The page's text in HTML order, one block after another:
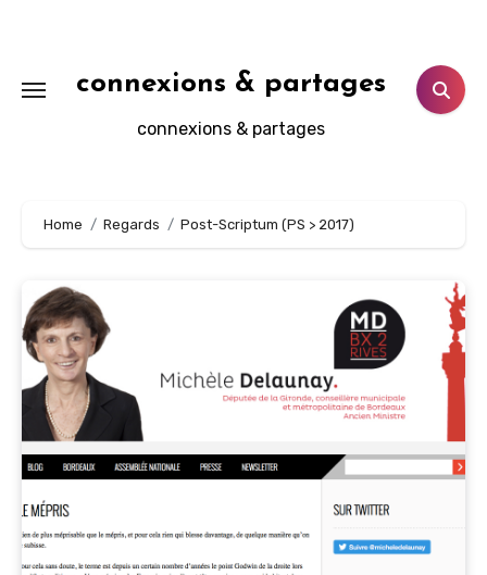
principal
connexions & partages
connexions & partages
Home Regards Post-Scriptum (PS > 2017)